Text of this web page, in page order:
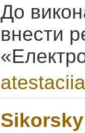
До
внести